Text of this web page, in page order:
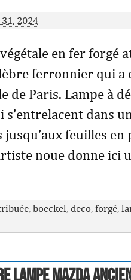
2024
en fer forgé
ferronnier qui a
de Paris. Lampe à
s’entrelacent dans
feuilles en
noue donne ici
, boeckel, deco, forgé,